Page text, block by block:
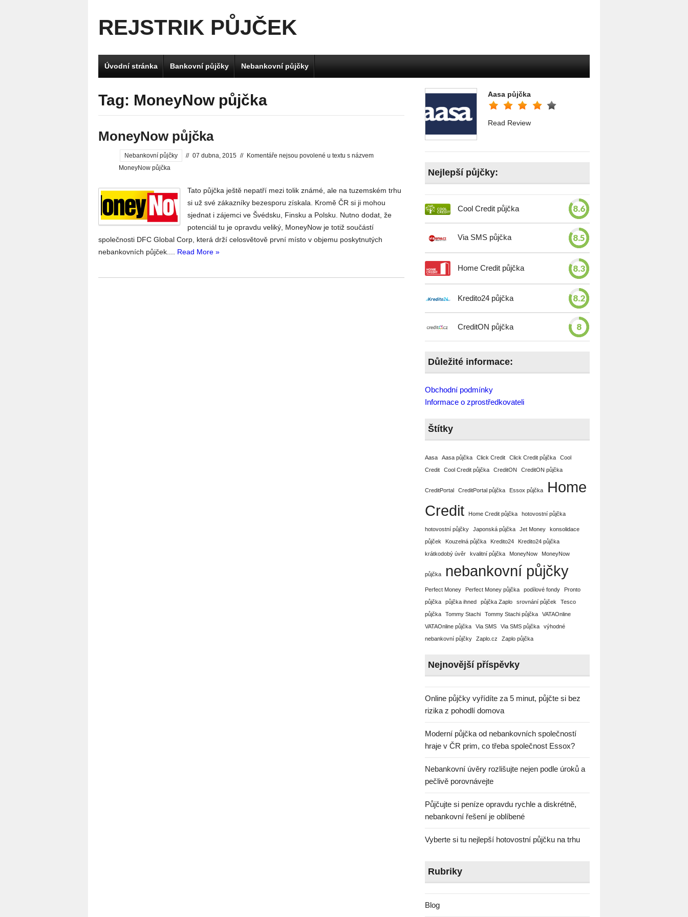
REJSTRIK PŮJČEK
Úvodní stránka Bankovní půjčky Nebankovní půjčky
Tag: MoneyNow půjčka
MoneyNow půjčka
Nebankovní půjčky // 07 dubna, 2015 // Komentáře nejsou povolené u textu s názvem
MoneyNow půjčka
Tato půjčka ještě nepatří mezi tolik známé, ale na tuzemském trhu
si už své zákazníky bezesporu získala. Kromě ČR si ji mohou
sjednat i zájemci ve Švédsku, Finsku a Polsku. Nutno dodat, že
potenciál tu je opravdu veliký, MoneyNow je totiž součástí
společnosti DFC Global Corp, která drží celosvětově první místo v objemu poskytnutých
nebankovních půjček.... Read More »
Aasa půjčka
Read Review
Nejlepší půjčky:
Cool Credit půjčka 8.6
Via SMS půjčka 8.5
Home Credit půjčka 8.3
Kredito24 půjčka 8.2
CreditON půjčka 8
Důležité informace:
Obchodní podmínky
Informace o zprostředkovateli
Štítky
Aasa Aasa půjčka Click Credit Click Credit půjčka
Cool
Credit
Cool Credit půjčka CreditON CreditON půjčka
CreditPortal CreditPortal půjčka Essox půjčka
Home
Credit
Home Credit půjčka hotovostní půjčka
hotovostní půjčky Japonská půjčka Jet Money
konsolidace
půjček
Kouzelná půjčka Kredito24
Kredito24 půjčka
krátkodobý úvěr
kvalitní půjčka MoneyNow MoneyNow
půjčka nebankovní půjčky
Perfect Money Perfect Money půjčka podílové fondy
Pronto
půjčka
půjčka ihned půjčka Zaplo srovnání půjček
Tesco
půjčka
Tommy Stachi Tommy Stachi půjčka
VATAOnline
VATAOnline půjčka
Via SMS Via SMS půjčka
výhodné
nebankovní půjčky
Zaplo.cz Zaplo půjčka
Nejnovější příspěvky
Online půjčky vyřídíte za 5 minut, půjčte si bez
rizika z pohodlí domova
Moderní půjčka od nebankovních společností
hraje v ČR prim, co třeba společnost Essox?
Nebankovní úvěry rozlišujte nejen podle úroků a
pečlivě porovnávejte
Půjčujte si peníze opravdu rychle a diskrétně,
nebankovní řešení je oblíbené
Vyberte si tu nejlepší hotovostní půjčku na trhu
Rubriky
Blog